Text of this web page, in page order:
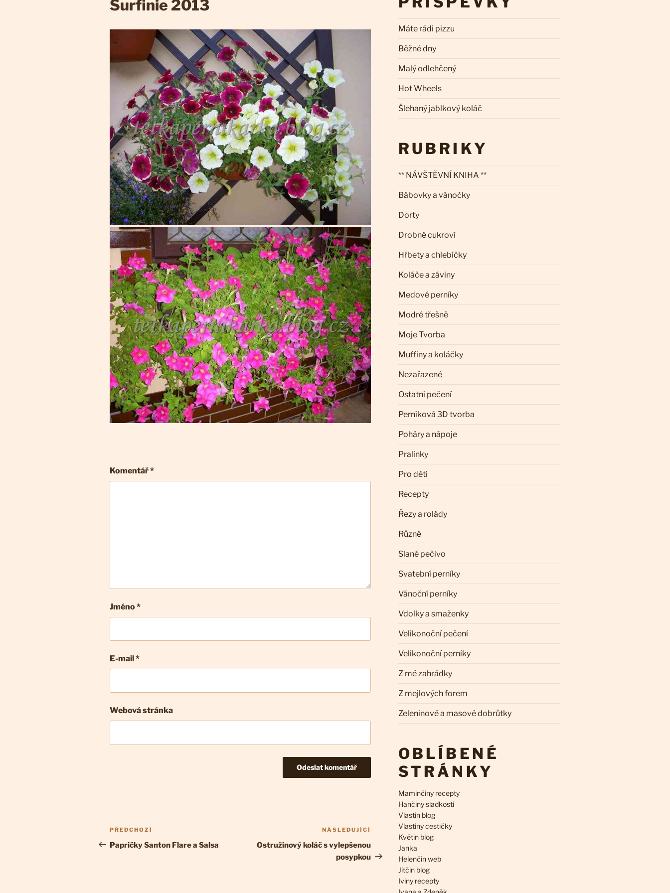
Surfinie 2013
Komentář*
Jméno *
E-mail*
Webová stránka
Navigace
pro
Předchozí
příspěvek
PŘEDCHOZÍ
Papričky Santon Flare a Salsa
Následující
příspěvek
NÁSLEDUJÍCÍ
Ostružinový koláč s vylepšenou
posypkou
Máte rádi pizzu
Běžné dny
Malý odlehčený
Hot Wheels
Šlehaný jablkový koláč
RUBRIKY
** NÁVŠTĚVNÍ KNIHA **
Bábovky a vánočky
Dorty
Drobné cukroví
Hřbety a chlebíčky
Koláče a záviny
Medové perníky
Modré třešně
Moje Tvorba
Muffiny a koláčky
Nezařazené
Ostatní pečení
Perníková 3D tvorba
Poháry a nápoje
Pralinky
Pro děti
Recepty
Řezy a rolády
Různé
Slané pečivo
Svatební perníky
Vánoční perníky
Vdolky a smaženky
Velikonoční pečení
Velikonoční perníky
Z mé zahrádky
Z mejlových forem
Zeleninové a masové dobrůtky
OBLÍBENÉ
STRÁNKY
Maminčiny recepty
Hančiny sladkosti
Vlastin blog
Vlastiny cestičky
Květin blog
Janka
Helenčin web
Jitčin blog
Iviny recepty